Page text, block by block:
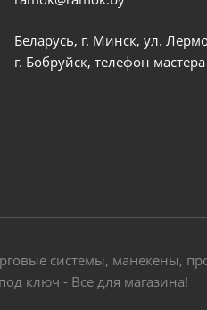
Беларусь, г. Минск, ул.
г. Бобруйск, телефон
системы, манекены,
ключ - Все для магазина!